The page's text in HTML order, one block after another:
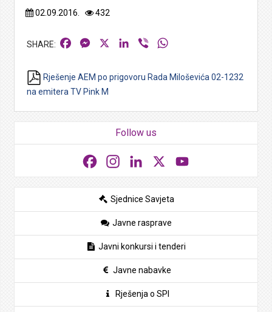
02.09.2016. 432
FacebookMessengerLinkedIn
Viber
Rješenje AEM po prigovoru Rada Miloševića 02-1232
na emitera TV Pink M
Follow us
FacebookInstagramLinkedIn
Sjednice Savjeta
Javne rasprave
Javni konkursi i tenderi
Javne nabavke
Rješenja o SPI